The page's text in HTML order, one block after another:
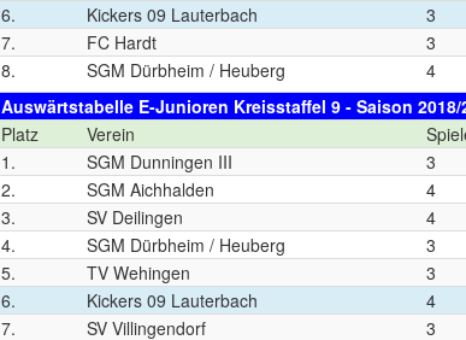
6.
Kickers 09 Lauterbach 3
7.
FC Hardt 3
8.
SGM Dürbheim / Heuberg 4
Auswärtstabelle E-Junioren Kreisstaffel 9 - Saison 2018/
Platz
Verein
1.
SGM Dunningen III 3
2.
SGM Aichhalden 4
3.
SV Deilingen 4
4.
SGM Dürbheim / Heuberg 3
5.
TV Wehingen 3
6.
Kickers 09 Lauterbach 4
7.
SV Villingendorf 3